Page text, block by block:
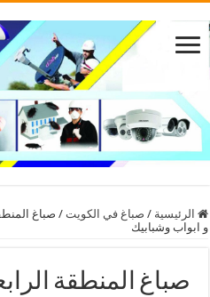
الرئيسية / صباغ في الكويت /
و ابواب وشبابيك